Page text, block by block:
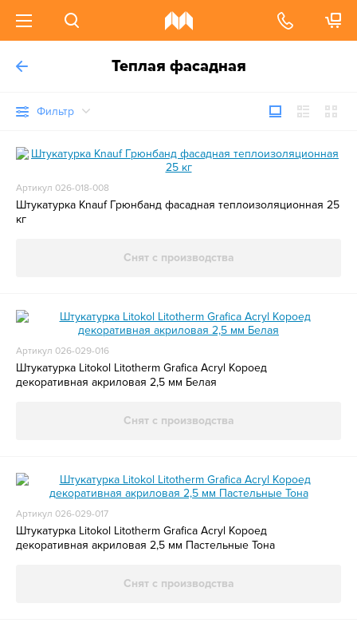
Теплая фасадная
Фильтр
Артикул 026-018-008
Штукатурка Knauf Грюнбанд фасадная теплоизоляционная 25
кг
Снят с производства
Артикул 026-029-016
Штукатурка Litokol Litotherm Grafica Acryl Короед
декоративная акриловая 2,5 мм Белая
Снят с производства
Артикул 026-029-017
Штукатурка Litokol Litotherm Grafica Acryl Короед
декоративная акриловая 2,5 мм Пастельные Тона
Снят с производства